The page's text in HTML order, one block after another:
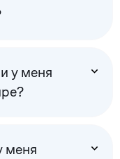
у меня
меня